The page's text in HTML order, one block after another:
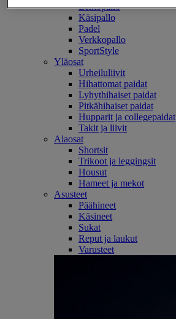
Lentopallo
Käsipallo
Padel
Verkkopallo
SportStyle
Yläosat
Urheiluliivit
Hihattomat paidat
Lyhythihaiset paidat
Pitkähihaiset paidat
Hupparit ja collegepaidat
Takit ja liivit
Alaosat
Shortsit
Trikoot ja leggingsit
Housut
Hameet ja mekot
Asusteet
Päähineet
Käsineet
Sukat
Reput ja laukut
Varusteet